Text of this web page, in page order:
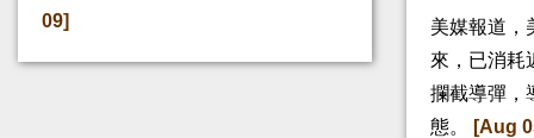
09]
美媒報道，
來，已消耗
攔截導彈，
態。
[Aug